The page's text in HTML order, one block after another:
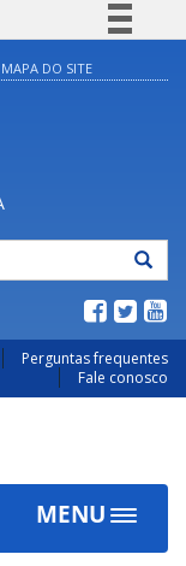
Canais
MAPA DO SITE
Perguntas frequentes
Fale conosco
MENU
Toggle